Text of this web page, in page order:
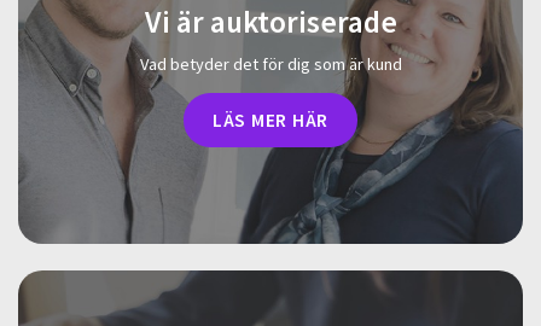
Vi är auktoriserade
Vad betyder det för dig som är kund
LÄS MER HÄR